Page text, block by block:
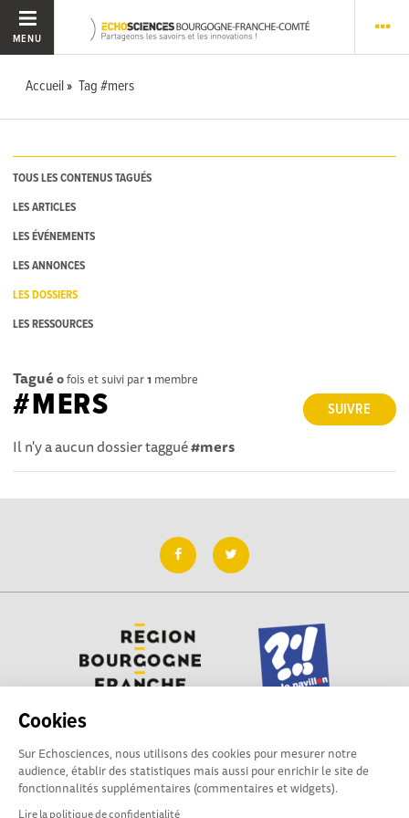
Cookies
Sur Echosciences, nous utilisons des cookies pour mesurer notre
audience, établir des statistiques mais aussi pour enrichir le site de
fonctionnalités supplémentaires (commentaires et widgets).
Lire la politique de confidentialité
MENU
Accueil Tag #mers
TOUS LES CONTENUS TAGUÉS
LES ARTICLES
LES ÉVÉNEMENTS
LES ANNONCES
LES DOSSIERS
LES RESSOURCES
Tagué 0fois et suivi par1 membre
SUIVRE
#MERS
Il n'y a aucun dossier taggué#mers
Besoin d'aide pour utiliser Echosciences ? Écrivez vos
questions aux administrateurs de la plateforme
contact@pavillon-sciences.com